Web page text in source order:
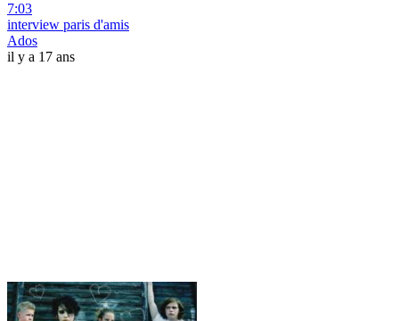
7:03
interview paris d'amis
Ados
il y a 17 ans